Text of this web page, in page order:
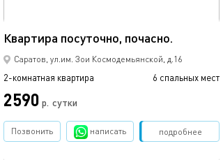
Квартира посуточно, почасно.
Саратов, ул.им. Зои Космодемьянской, д.16
2-комнатная квартира 6 спальных мест
2590 р. сутки
подробнее
Позвонить написать Забронировать